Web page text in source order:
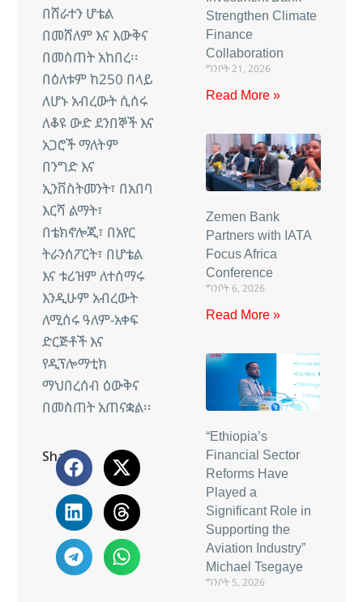
በሸራተን ሆቴል
በመሸለም እና እውቅና
በመስጠት አከበረ፡፡
በዕለቱም ከ250 በላይ
ለሆኑ አብረውት ሲሰሩ
ለቆዩ ውድ ደንበኞች እና
አጋሮች ማለትም
በንግድ እና
ኢንቨስትመንት፣ በአበባ
እርሻ ልማት፣
በቴክኖሎጂ፣ በአየር
ትራንሰፖርት፣ በሆቴል
እና ቱሪዝም ለተሰማሩ
እንዲሁም አብረውት
ለሚሰሩ ዓለም-አቀፍ
ድርጅቶች እና
የዲፕሎማቲክ
ማህበረሰብ ዕውቅና
በመስጠት አጠናቋል፡፡
Share
Strengthen Climate
Finance
Collaboration
ግንቦት 21, 2026
Read More »
Zemen Bank
Partners with IATA
Focus Africa
Conference
ግንቦት 6, 2026
Read More »
“Ethiopia’s
Financial Sector
Reforms Have
Played a
Significant Role in
Supporting the
Aviation Industry”
Michael Tsegaye
ግንቦት 5, 2026